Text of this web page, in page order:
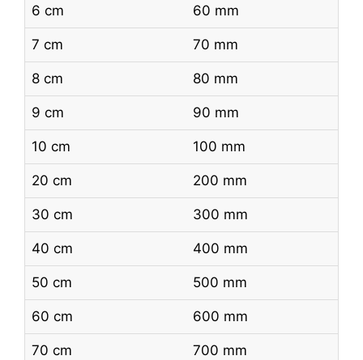
6 cm 60 mm
7 cm 70 mm
8 cm 80 mm
9 cm 90 mm
10 cm 100 mm
20 cm 200 mm
30 cm 300 mm
40 cm 400 mm
50 cm 500 mm
60 cm 600 mm
70 cm 700 mm